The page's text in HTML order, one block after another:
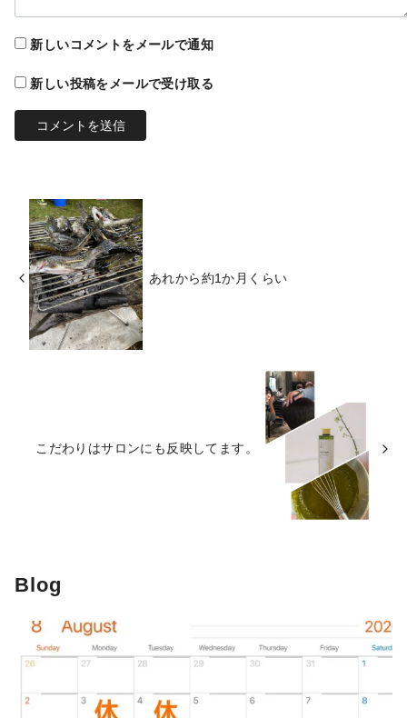
新しいコメントをメールで通知
新しい投稿をメールで受け取る
あれから約1か月くらい
こだわりはサロンにも反映してます。
Blog